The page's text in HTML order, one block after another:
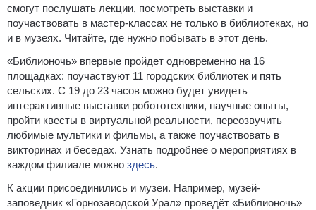
смогут послушать лекции, посмотреть выставки и
поучаствовать в мастер-классах не только в библиотеках, но
и в музеях. Читайте, где нужно побывать в этот день.
«Библионочь» впервые пройдет одновременно на 16
площадках: поучаствуют 11 городских библиотек и пять
сельских. С 19 до 23 часов можно будет увидеть
интерактивные выставки робототехники, научные опыты,
пройти квесты в виртуальной реальности, переозвучить
любимые мультики и фильмы, а также поучаствовать в
викторинах и беседах. Узнать подробнее о мероприятиях в
каждом филиале можно здесь.
К акции присоединились и музеи. Например, музей-
заповедник «Горнозаводской Урал» проведёт «Библионочь»